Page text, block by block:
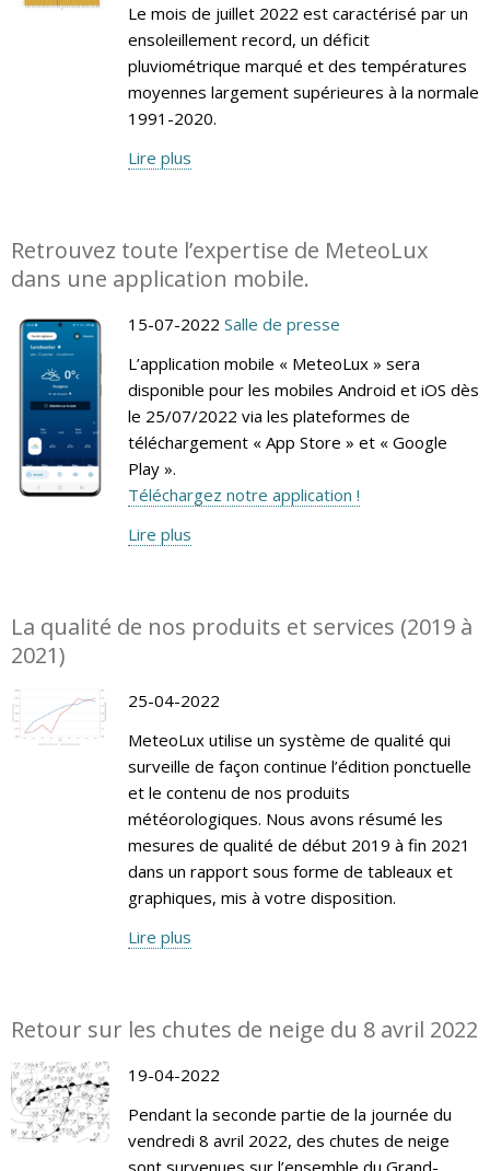
Le mois de juillet 2022 est caractérisé par un
ensoleillement record, un déficit
pluviométrique marqué et des températures
moyennes largement supérieures à la normale
1991-2020.
Lire plus
Retrouvez toute l’expertise de MeteoLux
dans une application mobile.
15-07-2022 Salle de presse
L’application mobile « MeteoLux » sera
disponible pour les mobiles Android et iOS dès
le 25/07/2022 via les plateformes de
téléchargement « App Store » et « Google
Play ».
Téléchargez notre application !
Lire plus
La qualité de nos produits et services (2019 à
2021)
25-04-2022
MeteoLux utilise un système de qualité qui
surveille de façon continue l’édition ponctuelle
et le contenu de nos produits
météorologiques. Nous avons résumé les
mesures de qualité de début 2019 à fin 2021
dans un rapport sous forme de tableaux et
graphiques, mis à votre disposition.
Lire plus
Retour sur les chutes de neige du 8 avril 2022
19-04-2022
Pendant la seconde partie de la journée du
vendredi 8 avril 2022, des chutes de neige
sont survenues sur l’ensemble du Grand-